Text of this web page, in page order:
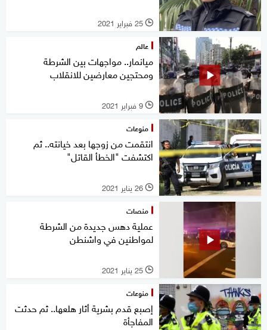
l 25 فبراير 2021
عالم
ميانمار.. مواجهات بين الشرطة
ومحتجين معارضين للانقلاب
l 9 فبراير 2021
منوعات
انتقمت من زوجها بعد خيانته.. ثم
اكتشفت "الخطأ القاتل"
l 26 يناير 2021
منصات
عملية دهس جديدة من الشرطة
لمواطنين في واشنطن
l 25 يناير 2021
منوعات
إصبع قدم بشرية أثار هلعها.. ثم حدثت
المفاجأة